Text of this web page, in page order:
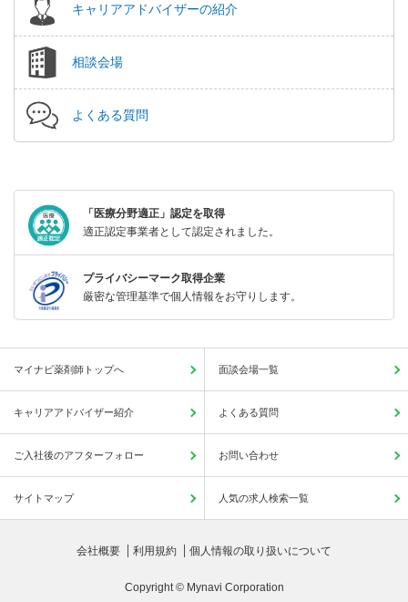
キャリアアドバイザーの紹介
相談会場
よくある質問
「医療分野適正」認定を取得
適正認定事業者として認定されました。
プライバシーマーク取得企業
厳密な管理基準で個人情報をお守りします。
マイナビ薬剤師トップへ 面談会場一覧
キャリアアドバイザー紹介 よくある質問
ご入社後のアフターフォロー お問い合わせ
サイトマップ 人気の求人検索一覧
会社概要 利用規約 個人情報の取り扱いについて
Copyright © Mynavi Corporation